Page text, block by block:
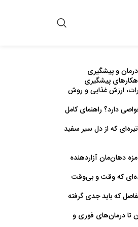
و پیشگیری
پیشگیری
ارزش غذایی و روش
دارد؟ راهنمای کامل
که از دل سیر سفید
دهان‌مان آزاردهنده
که وقت و بی‌وقت
که باید جدی گرفته
تا درمان‌های فوری و